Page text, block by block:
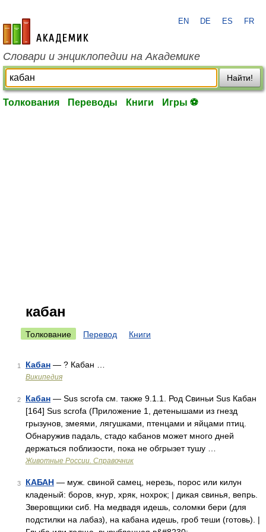
academic.ru
EN DE ES FR
Словари и энциклопедии на Академике
Найти!
Толкования Переводы Книги Игры ⚽
кабан
Толкование Перевод Книги
1 Кабан — ? Кабан …
Википедия
2 Кабан — Sus scrofa см. также 9.1.1. Род Свиньи Sus Кабан
[164] Sus scrofa (Приложение 1, детенышами из гнезд
грызунов, змеями, лягушками, птенцами и яйцами птиц.
Обнаружив падаль, стадо кабанов может много дней
держаться поблизости, пока не обгрызет тушу …
Животные России. Справочник
3 КАБАН — муж. свиной самец, нерезь, порос или килун
кладеный: боров, кнур, хряк, нохрок; | дикая свинья, вепрь.
Зверовщики сиб. На медвадя идешь, соломки бери (для
подстилки на лабаз), на кабана идешь, гроб теши (готовь). |